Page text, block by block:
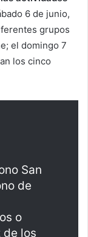
6 de junio,
grupos
el domingo 7
los cinco
San
de
o
de los